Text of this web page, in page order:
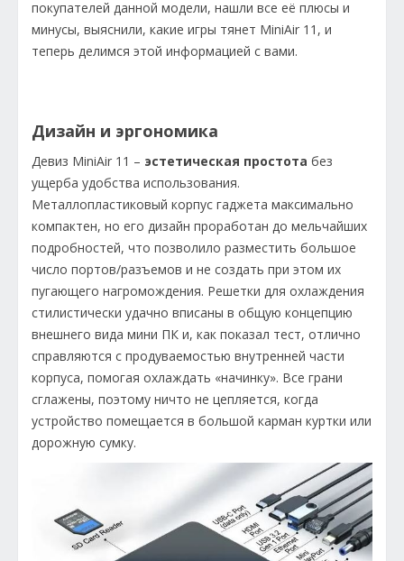
покупателей данной модели, нашли все её плюсы и
минусы, выяснили, какие игры тянет MiniAir 11, и
теперь делимся этой информацией с вами.
Дизайн и эргономика
Девиз MiniAir 11 – эстетическая простота без
ущерба удобства использования.
Металлопластиковый корпус гаджета максимально
компактен, но его дизайн проработан до мельчайших
подробностей, что позволило разместить большое
число портов/разъемов и не создать при этом их
пугающего нагромождения. Решетки для охлаждения
стилистически удачно вписаны в общую концепцию
внешнего вида мини ПК и, как показал тест, отлично
справляются с продуваемостью внутренней части
корпуса, помогая охлаждать «начинку». Все грани
сглажены, поэтому ничто не цепляется, когда
устройство помещается в большой карман куртки или
дорожную сумку.